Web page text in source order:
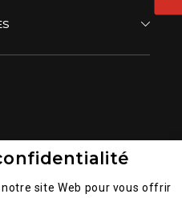
site Web pour vous offrir